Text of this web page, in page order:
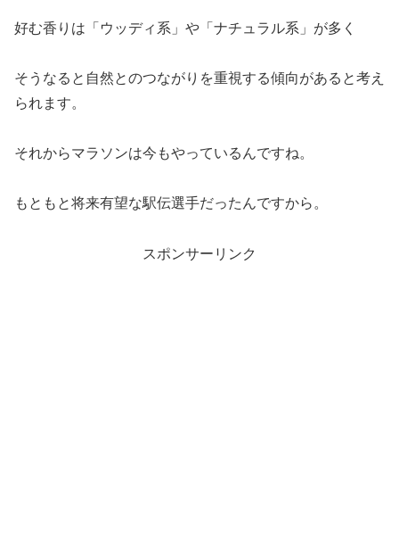
好む香りは「ウッディ系」や「ナチュラル系」が多く
そうなると自然とのつながりを重視する傾向があると考え
られます。
それからマラソンは今もやっているんですね。
もともと将来有望な駅伝選手だったんですから。
スポンサーリンク